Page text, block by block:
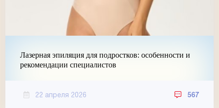
Лазерная эпиляция для подростков: особенности и
рекомендации специалистов
22 апреля 2026 567